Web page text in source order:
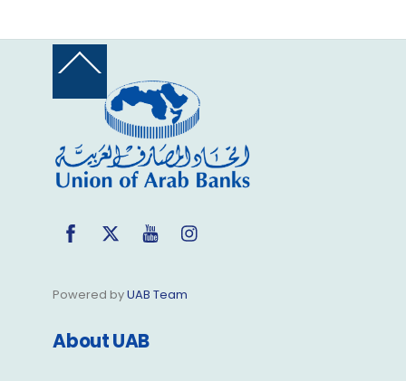
Back
Top
Facebook
Twitter YouTube
Powered byUAB Team
About UAB